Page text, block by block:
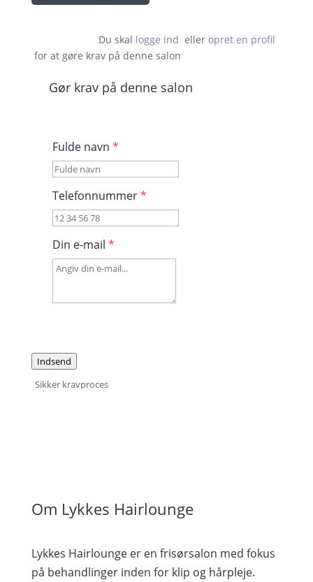
Du skal logge ind eller opret en profil
for at gøre krav på denne salon
Gør krav på denne salon
Fulde navn *
Telefonnummer*
Din e-mail *
Indsend
Sikker kravproces
Om Lykkes Hairlounge
Lykkes Hairlounge er en frisørsalon med fokus
på behandlinger inden for klip og hårpleje.